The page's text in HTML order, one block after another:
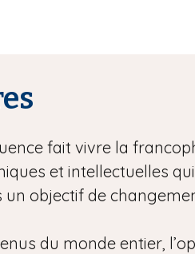
fait vivre la
et intellectuelles
objectif de
du monde entier,